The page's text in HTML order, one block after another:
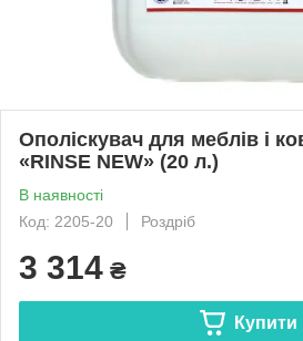
Ополіскувач для меблів і
«RINSE NEW» (20 л.)
В наявності
Код: 2205-20
Роздріб
3 314 ₴
Купити